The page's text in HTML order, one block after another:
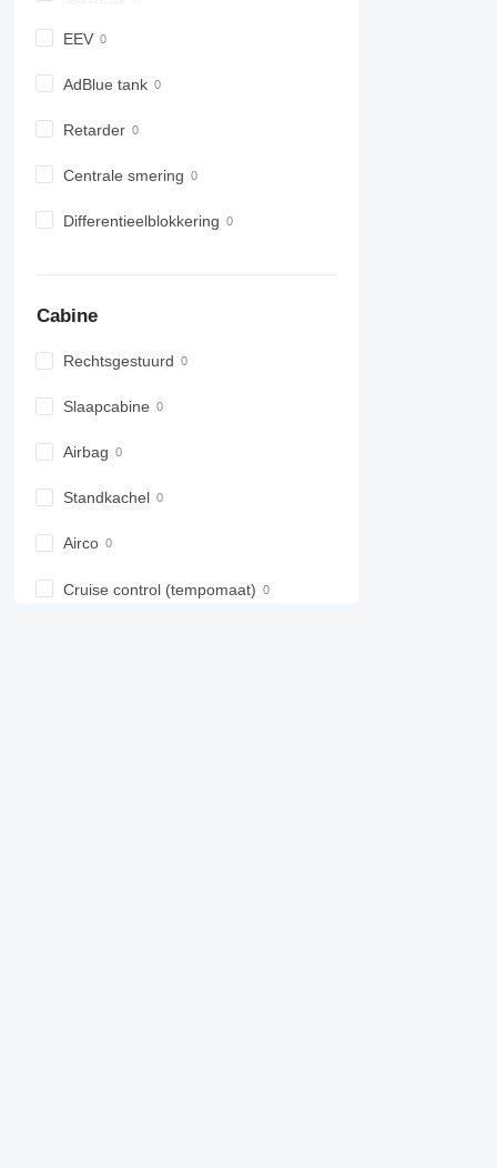
EEV
AdBlue tank
Retarder
Centrale smering
Differentieelblokkering
Cabine
Rechtsgestuurd
Slaapcabine
Airbag
Standkachel
Airco
Cruise control (tempomaat)